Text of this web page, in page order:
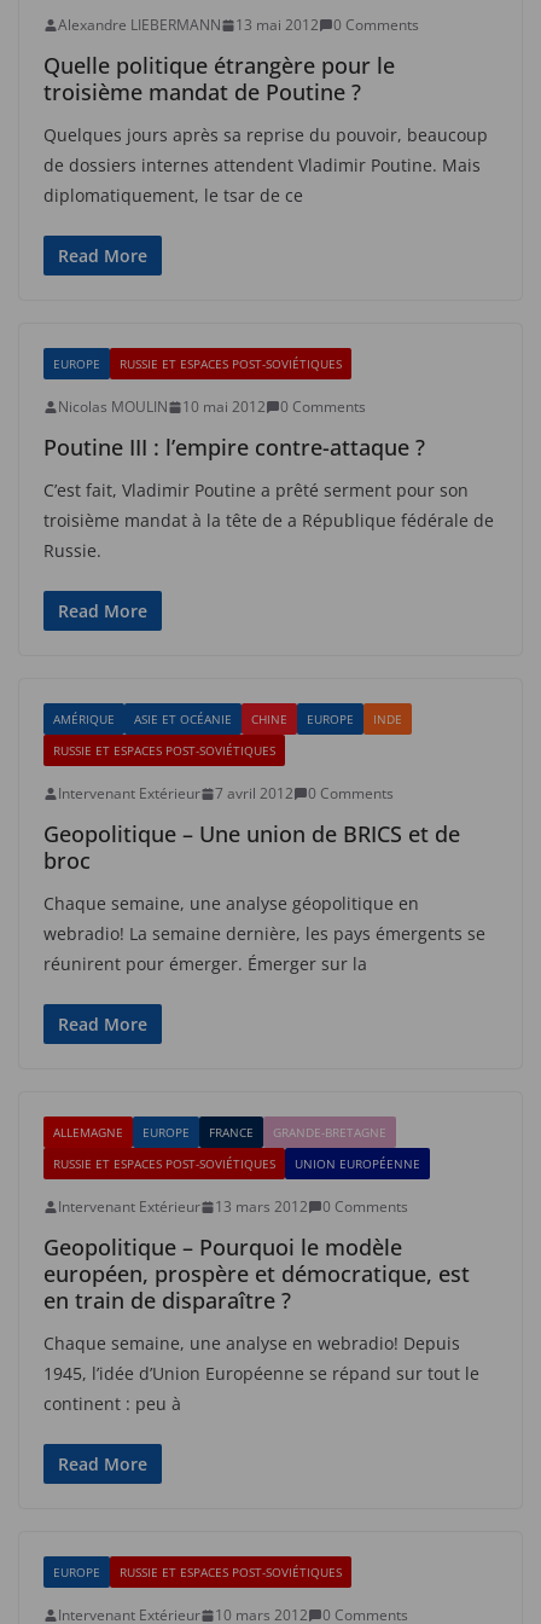
Alexandre LIEBERMANN 13 mai 2012 0 Comments
Quelle politique étrangère pour le
troisième mandat de Poutine ?
Quelques jours après sa reprise du pouvoir, beaucoup
de dossiers internes attendent Vladimir Poutine. Mais
diplomatiquement, le tsar de ce
Read More
EUROPE RUSSIE ET ESPACES POST-SOVIÉTIQUES
Nicolas MOULIN 10 mai 2012 0 Comments
Poutine III : l’empire contre-attaque ?
C’est fait, Vladimir Poutine a prêté serment pour son
troisième mandat à la tête de a République fédérale de
Russie.
Read More
AMÉRIQUE ASIE ET OCÉANIE CHINE EUROPE
INDE
RUSSIE ET ESPACES POST-SOVIÉTIQUES
Intervenant Extérieur 7 avril 2012 0 Comments
Geopolitique – Une union de BRICS et de
broc
Chaque semaine, une analyse géopolitique en
webradio! La semaine dernière, les pays émergents se
réunirent pour émerger. Émerger sur la
Read More
ALLEMAGNE EUROPE FRANCE
GRANDE-BRETAGNE
RUSSIE ET ESPACES POST-SOVIÉTIQUES
UNION EUROPÉENNE
Intervenant Extérieur 13 mars 2012 0 Comments
Geopolitique – Pourquoi le modèle
européen, prospère et démocratique, est
en train de disparaître ?
Chaque semaine, une analyse en webradio! Depuis
1945, l’idée d’Union Européenne se répand sur tout le
continent : peu à
Read More
EUROPE RUSSIE ET ESPACES POST-SOVIÉTIQUES
Intervenant Extérieur 10 mars 2012 0 Comments